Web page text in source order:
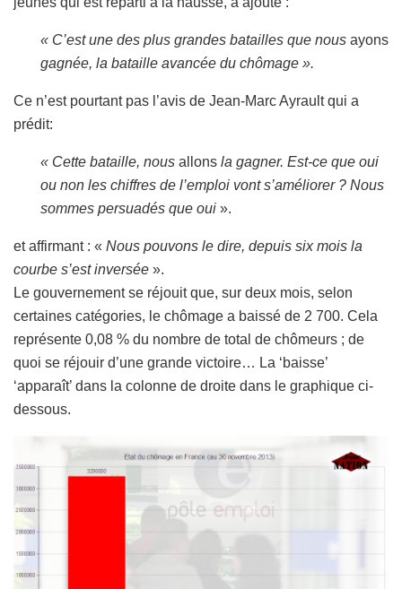
« C’est une des plus grandes batailles que nous ayons
gagnée, la bataille avancée du chômage ».
Ce n’est pourtant pas l’avis de Jean-Marc Ayrault qui a
prédit:
« Cette bataille, nous allons la gagner. Est-ce que oui
ou non les chiffres de l’emploi vont s’améliorer ? Nous
sommes persuadés que oui ».
et affirmant : « Nous pouvons le dire, depuis six mois la
courbe s’est inversée ».
Le gouvernement se réjouit que, sur deux mois, selon
certaines catégories, le chômage a baissé de 2 700. Cela
représente 0,08 % du nombre de total de chômeurs ; de
quoi se réjouir d’une grande victoire… La ‘baisse’
‘apparaît’ dans la colonne de droite dans le graphique ci-
dessous.